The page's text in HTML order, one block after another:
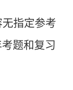
无指定参考
题和复习